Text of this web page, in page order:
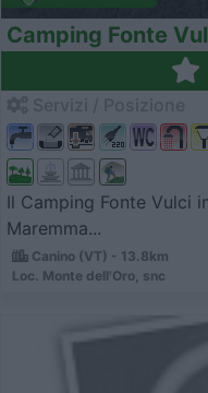
Camping Fonte
Il Camping Fonte Vulci
Maremma...
Canino (VT) - 13.8km
Loc. Monte dell'Oro, snc